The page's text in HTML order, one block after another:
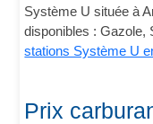
Système U située à
disponibles :
stations Système U
Prix